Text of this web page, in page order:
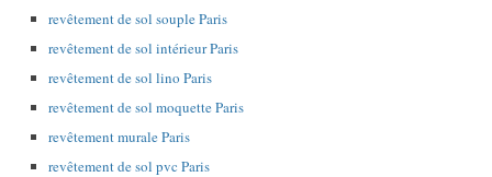
revêtement de sol souple Paris
revêtement de sol intérieur Paris
revêtement de sol lino Paris
revêtement de sol moquette Paris
revêtement murale Paris
revêtement de sol pvc Paris